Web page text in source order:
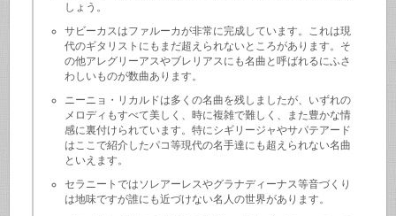
しょう。
サビーカスはファルーカが非常に完成しています。これは現
代のギタリストにもまだ超えられないところがあります。そ
の他アレグリーアスやブレリアスにも名曲と呼ばれるにふさ
わしいものが数曲あります。
ニーニョ・リカルドは多くの名曲を残しましたが、いずれの
メロディもすべて美しく、時に複雑で難しく、また豊かな情
感に裏付けられています。特にシギリージャやサパテアード
はここで紹介したパコ等現代の名手達にも超えられない名曲
といえます。
セラニートではソレアーレスやグラナディーナス等音づくり
は地味ですが誰にも近づけない名人の世界があります。